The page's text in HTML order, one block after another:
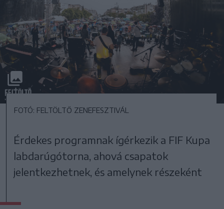
FOTÓ: FELTÖLTŐ ZENEFESZTIVÁL
Érdekes programnak ígérkezik a FIF Kupa
labdarúgótorna, ahová csapatok
jelentkezhetnek, és amelynek részeként